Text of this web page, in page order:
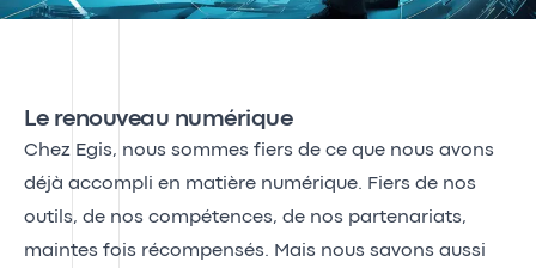
Le renouveau numérique
Chez Egis, nous sommes fiers de ce que nous avons
déjà accompli en matière numérique. Fiers de nos
outils, de nos compétences, de nos partenariats,
maintes fois récompensés. Mais nous savons aussi